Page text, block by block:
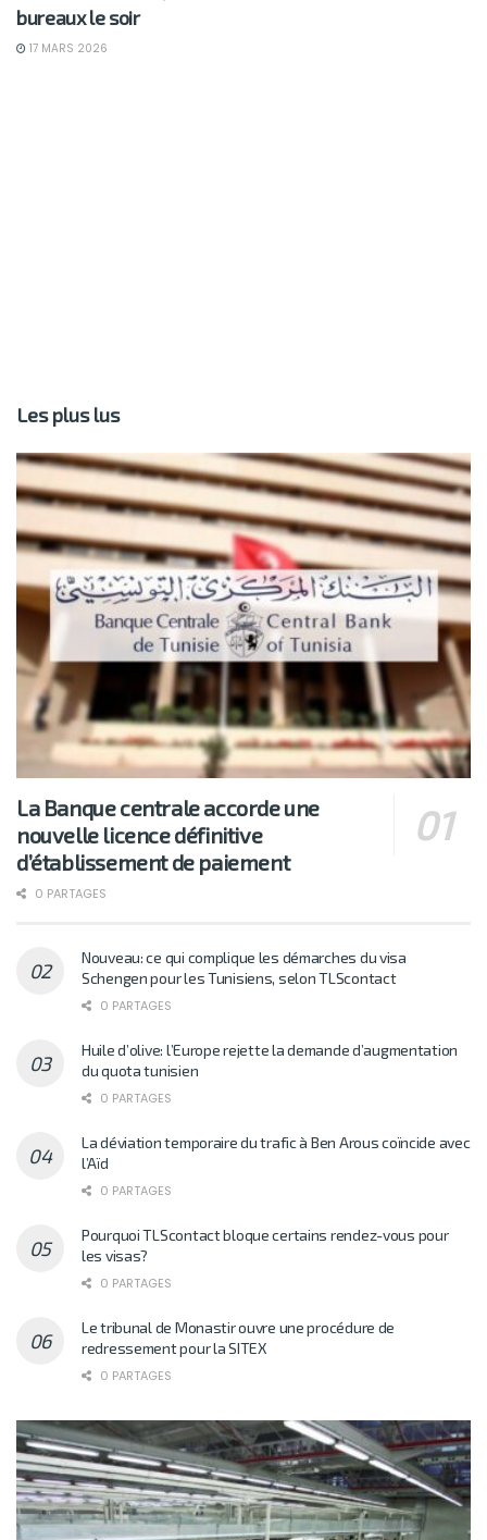
bureaux le soir
17 MARS 2026
Les plus lus
La Banque centrale accorde une
nouvelle licence définitive
d’établissement de paiement
0 PARTAGES
Nouveau: ce qui complique les démarches du visa
Schengen pour les Tunisiens, selon TLScontact
0 PARTAGES
Huile d’olive: l’Europe rejette la demande d’augmentation
du quota tunisien
0 PARTAGES
La déviation temporaire du trafic à Ben Arous coïncide avec
l’Aïd
0 PARTAGES
Pourquoi TLScontact bloque certains rendez-vous pour
les visas?
0 PARTAGES
Le tribunal de Monastir ouvre une procédure de
redressement pour la SITEX
0 PARTAGES